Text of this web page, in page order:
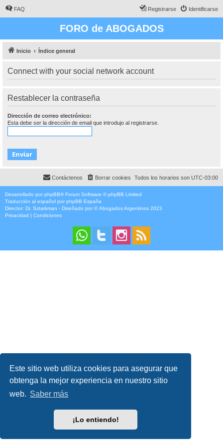
Este sitio web utiliza cookies para asegurar que
obtenga la mejor experiencia en nuestro sitio
web. Saber más
¡Lo entiendo!
FAQ Identificarse
Registrarse
FORO de ABOGADOS
Inicio Índice general
Connect with your social network account
Restablecer la contraseña
Dirección de correo electrónico:
Esta debe ser la dirección de email que introdujo al registrarse.
Todos los horarios son UTC-03:00
Borrar cookies
Contáctenos
Desarrollado por phpBB® Forum Software © phpBB Limited
Traducción al español por phpBB España
Director: Dr. Sztarkman - Diseñado por ©Abogados Argentinos 2023
Privacidad | Condiciones